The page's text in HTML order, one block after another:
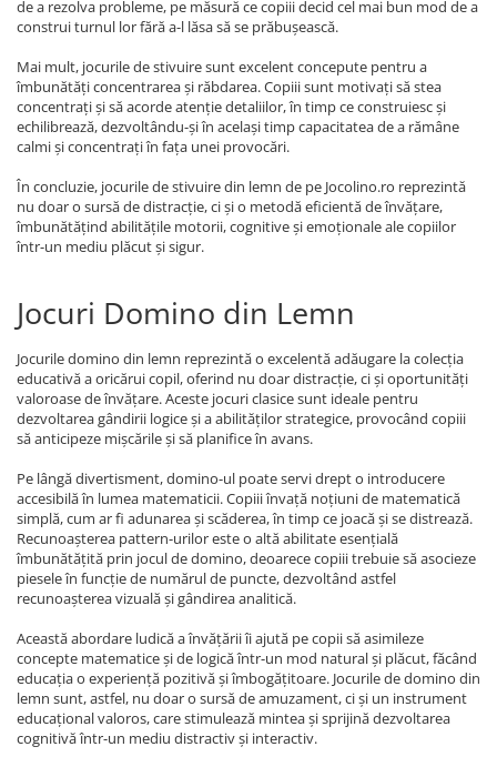
de a rezolva probleme, pe măsură ce copiii decid cel mai bun mod de a
construi turnul lor fără a-l lăsa să se prăbușească.
Mai mult, jocurile de stivuire sunt excelent concepute pentru a
îmbunătăți concentrarea și răbdarea. Copiii sunt motivați să stea
concentrați și să acorde atenție detaliilor, în timp ce construiesc și
echilibrează, dezvoltându-și în același timp capacitatea de a rămâne
calmi și concentrați în fața unei provocări.
În concluzie, jocurile de stivuire din lemn de pe Jocolino.ro reprezintă
nu doar o sursă de distracție, ci și o metodă eficientă de învățare,
îmbunătățind abilitățile motorii, cognitive și emoționale ale copiilor
într-un mediu plăcut și sigur.
Jocuri Domino din Lemn
Jocurile domino din lemn reprezintă o excelentă adăugare la colecția
educativă a oricărui copil, oferind nu doar distracție, ci și oportunități
valoroase de învățare. Aceste jocuri clasice sunt ideale pentru
dezvoltarea gândirii logice și a abilităților strategice, provocând copiii
să anticipeze mișcările și să planifice în avans.
Pe lângă divertisment, domino-ul poate servi drept o introducere
accesibilă în lumea matematicii. Copiii învață noțiuni de matematică
simplă, cum ar fi adunarea și scăderea, în timp ce joacă și se distrează.
Recunoașterea pattern-urilor este o altă abilitate esențială
îmbunătățită prin jocul de domino, deoarece copiii trebuie să asocieze
piesele în funcție de numărul de puncte, dezvoltând astfel
recunoașterea vizuală și gândirea analitică.
Această abordare ludică a învățării îi ajută pe copii să asimileze
concepte matematice și de logică într-un mod natural și plăcut, făcând
educația o experiență pozitivă și îmbogățitoare. Jocurile de domino din
lemn sunt, astfel, nu doar o sursă de amuzament, ci și un instrument
educațional valoros, care stimulează mintea și sprijină dezvoltarea
cognitivă într-un mediu distractiv și interactiv.